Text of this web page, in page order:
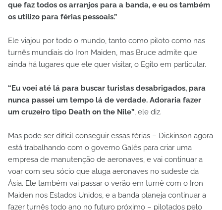
que faz todos os arranjos para a banda, e eu os também
os utilizo para férias pessoais.”
Ele viajou por todo o mundo, tanto como piloto como nas
turnês mundiais do Iron Maiden, mas Bruce admite que
ainda há lugares que ele quer visitar, o Egito em particular.
“Eu voei até lá para buscar turistas desabrigados, para
nunca passei um tempo lá de verdade. Adoraria fazer
um cruzeiro tipo Death on the Nile”, ele diz.
Mas pode ser difícil conseguir essas férias – Dickinson agora
está trabalhando com o governo Galês para criar uma
empresa de manutenção de aeronaves, e vai continuar a
voar com seu sócio que aluga aeronaves no sudeste da
Ásia. Ele também vai passar o verão em turnê com o Iron
Maiden nos Estados Unidos, e a banda planeja continuar a
fazer turnês todo ano no futuro próximo – pilotados pelo